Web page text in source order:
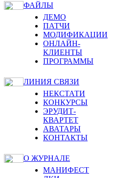
ФАЙЛЫ
ДЕМО
ПАТЧИ
МОДИФИКАЦИИ
ОНЛАЙН-
КЛИЕНТЫ
ПРОГРАММЫ
ЛИНИЯ СВЯЗИ
НЕКСТАТИ
КОНКУРСЫ
ЭРУДИТ-
КВАРТЕТ
АВАТАРЫ
КОНТАКТЫ
О ЖУРНАЛЕ
МАНИФЕСТ